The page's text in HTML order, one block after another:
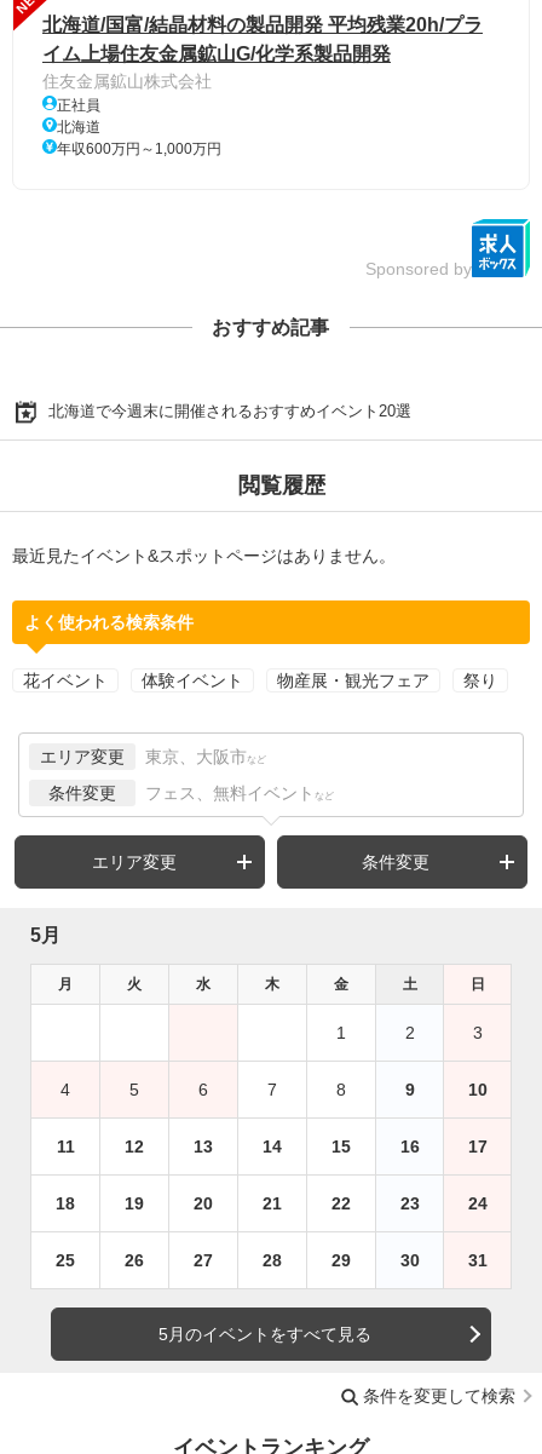
北海道/国富/結晶材料の製品開発 平均残業20h/プラ
イム上場住友金属鉱山G/化学系製品開発
住友金属鉱山株式会社
正社員
北海道
年収600万円～1,000万円
Sponsored by
おすすめ記事
北海道で今週末に開催されるおすすめイベント20選
閲覧履歴
最近見たイベント&スポットページはありません。
よく使われる検索条件
花イベント 体験イベント 物産展・観光フェア 祭り
エリア変更 東京、大阪市 など
条件変更 フェス、無料イベント など
エリア変更 条件変更
5月
月 火 水 木 金 土 日
1 2 3
4 5 6 7 8 9 10
11 12 13 14 15 16 17
18 19 20 21 22 23 24
25 26 27 28 29 30 31
5月のイベントをすべて見る
条件を変更して検索
イベントランキング